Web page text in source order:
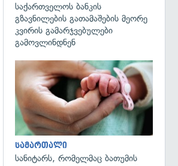
საქართველოს ბანკის
გზავნილების გათამაშების მეორე
კვირის გამარჯვებულები
გამოვლინდნენ
სამართალი
სანიტარს, რომელმაც ბათუმის